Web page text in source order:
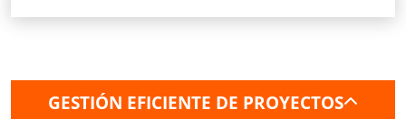
renovación o de una empresa que administra una
sea la parte más sencilla de su proyecto.
GESTIÓN EFICIENTE DE PROYECTOS